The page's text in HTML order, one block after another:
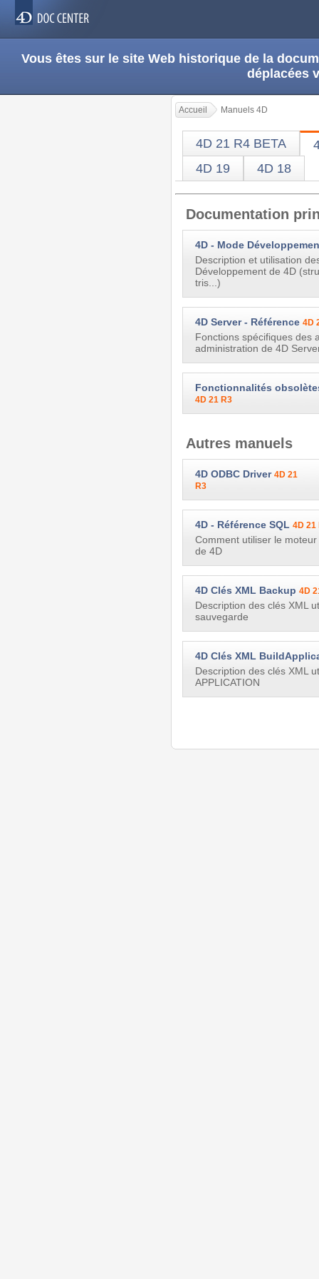
Vous êtes sur le site Web historique de la
déplacées
Accueil Manuels 4D
4D 21 R4 BETA
4D 19
4D 18
Documentation
4D - Mode
Description et utilisation
Développement de 4D
tris...)
4D Server - Référence 4D
Fonctions spécifiques des
administration de 4D
Fonctionnalités
4D 21 R3
Autres manuels
4D ODBC Driver 4D 21
R3
4D - Référence SQL 4D 21
Comment utiliser le
de 4D
4D Clés XML Backup 4D
Description des clés XML
sauvegarde
4D Clés XML
Description des clés XML
APPLICATION